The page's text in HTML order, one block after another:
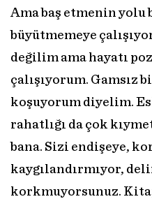
Ama baş etmenin yolu
büyütmemeye
değilim ama hayatı
çalışıyorum. Gamsız
koşuyorum diyelim.
rahatlığı da çok
bana. Sizi endişeye,
kaygılandırmıyor,
korkmuyorsunuz.